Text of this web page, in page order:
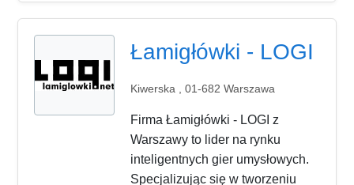
Łamigłówki - LOGI
Kiwerska , 01-682 Warszawa
Firma Łamigłówki - LOGI z
Warszawy to lider na rynku
inteligentnych gier umysłowych.
Specjalizując się w tworzeniu